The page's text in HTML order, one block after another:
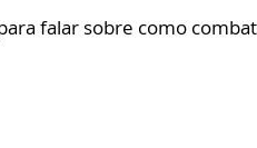
falar sobre como